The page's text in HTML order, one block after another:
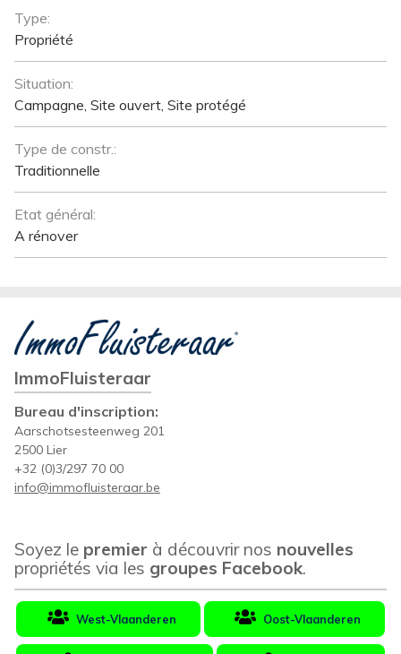
Type:
Propriété
Situation:
Campagne, Site ouvert, Site protégé
Type de constr.:
Traditionnelle
Etat général:
A rénover
ImmoFluisteraar
Bureau d'inscription:
Aarschotsesteenweg 201
2500 Lier
+32 (0)3/297 70 00
info@immofluisteraar.be
Soyez le premier à découvrir nos nouvelles
propriétés via les groupes Facebook.
West-Vlaanderen Oost-Vlaanderen